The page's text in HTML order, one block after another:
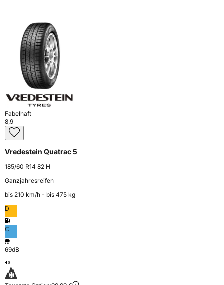
Fabelhaft
8,9
Vredestein Quatrac 5
185/60 R14 82 H
Ganzjahresreifen
bis 210 km⁠/⁠h - bis 475 kg
D
C
69dB